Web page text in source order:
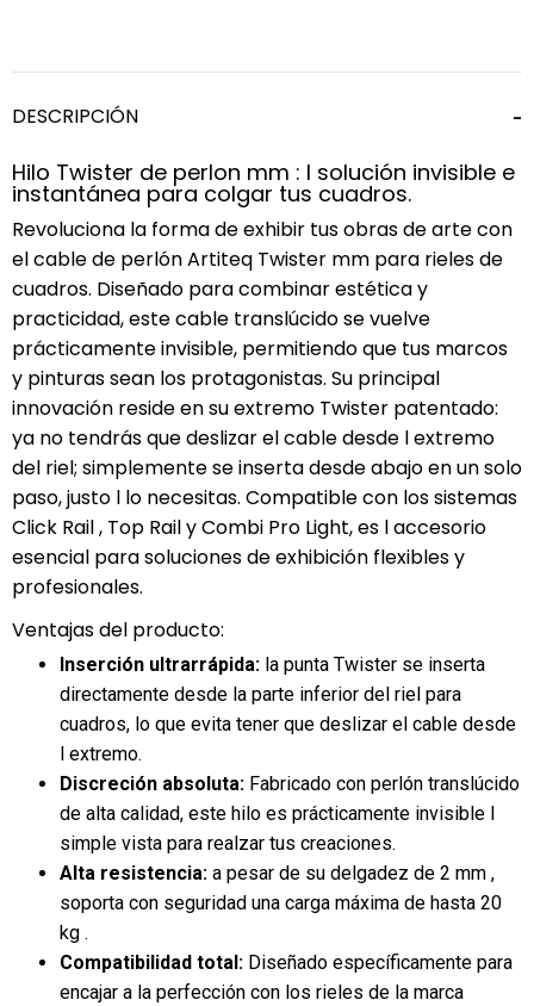
DESCRIPCIÓN
Hilo Twister de perlon mm : l solución invisible e
instantánea para colgar tus cuadros.
Revoluciona la forma de exhibir tus obras de arte con
el cable de perlón Artiteq Twister mm para rieles de
cuadros. Diseñado para combinar estética y
practicidad, este cable translúcido se vuelve
prácticamente invisible, permitiendo que tus marcos
y pinturas sean los protagonistas. Su principal
innovación reside en su extremo Twister patentado:
ya no tendrás que deslizar el cable desde l extremo
del riel; simplemente se inserta desde abajo en un solo
paso, justo l lo necesitas. Compatible con los sistemas
Click Rail , Top Rail y Combi Pro Light, es l accesorio
esencial para soluciones de exhibición flexibles y
profesionales.
Ventajas del producto:
Inserción ultrarrápida: la punta Twister se inserta
directamente desde la parte inferior del riel para
cuadros, lo que evita tener que deslizar el cable desde
l extremo.
Discreción absoluta: Fabricado con perlón translúcido
de alta calidad, este hilo es prácticamente invisible l
simple vista para realzar tus creaciones.
Alta resistencia: a pesar de su delgadez de 2 mm ,
soporta con seguridad una carga máxima de hasta 20
kg .
Compatibilidad total: Diseñado específicamente para
encajar a la perfección con los rieles de la marca